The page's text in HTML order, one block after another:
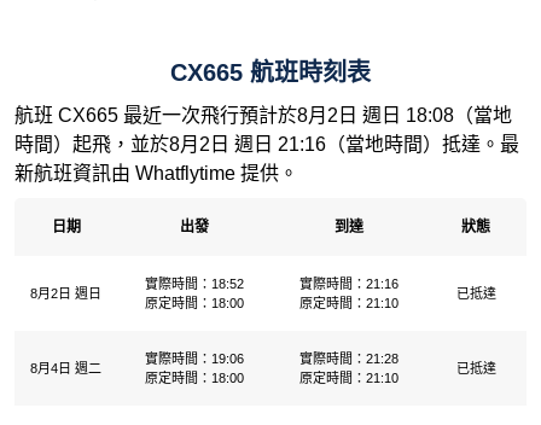
CX665 航班時刻表
航班 CX665 最近一次飛行預計於8月2日 週日 18:08（當地
時間）起飛，並於8月2日 週日 21:16（當地時間）抵達。最
新航班資訊由 Whatflytime 提供。
日期 出發 到達 狀態
8月2日 週日
實際時間：18:52
原定時間：18:00
實際時間：21:16
原定時間：21:10
已抵達
8月4日 週二
實際時間：19:06
原定時間：18:00
實際時間：21:28
原定時間：21:10
已抵達